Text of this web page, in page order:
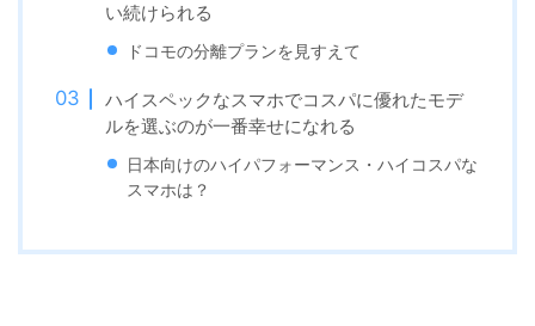
い続けられる
ドコモの分離プランを見すえて
ハイスペックなスマホでコスパに優れたモデ
ルを選ぶのが一番幸せになれる
日本向けのハイパフォーマンス・ハイコスパな
スマホは？